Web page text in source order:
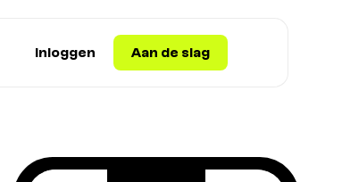
Inloggen Aan de slag